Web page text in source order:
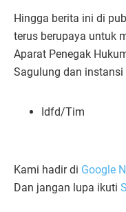
Hingga berita ini di
terus berupaya untuk
Aparat Penegak
Sagulung dan instansi
Idfd/Tim
Kami hadir di Google
Dan jangan lupa ikuti